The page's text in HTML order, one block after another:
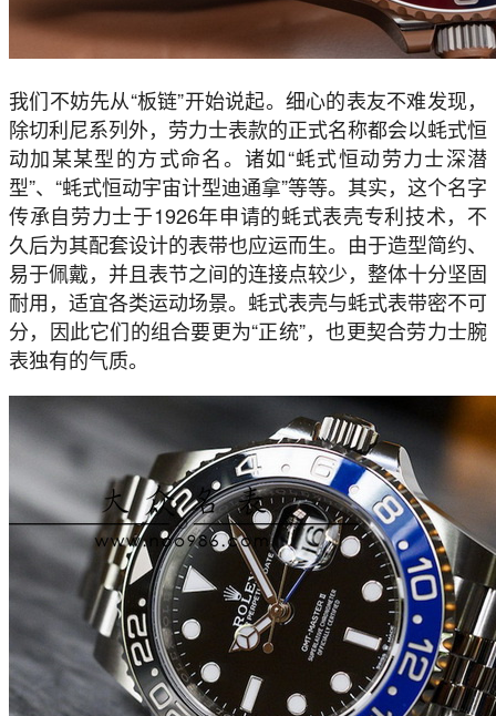
我们不妨先从“板链”开始说起。细心的表友不难发现，
除切利尼系列外，劳力士表款的正式名称都会以蚝式恒
动加某某型的方式命名。诸如“蚝式恒动劳力士深潜
型”、“蚝式恒动宇宙计型迪通拿”等等。其实，这个名字
传承自劳力士于1926年申请的蚝式表壳专利技术，不
久后为其配套设计的表带也应运而生。由于造型简约、
易于佩戴，并且表节之间的连接点较少，整体十分坚固
耐用，适宜各类运动场景。蚝式表壳与蚝式表带密不可
分，因此它们的组合要更为“正统”，也更契合劳力士腕
表独有的气质。